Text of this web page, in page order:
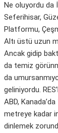
Ne oluyordu da
Seferihisar,
Platformu,
Altı üstü uzun
Ancak gidip
da temiz
da
geliniyordu.
ABD,
metreye kadar
dinlemek